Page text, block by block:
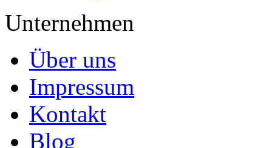
Unternehmen
Über uns
Impressum
Kontakt
Blog